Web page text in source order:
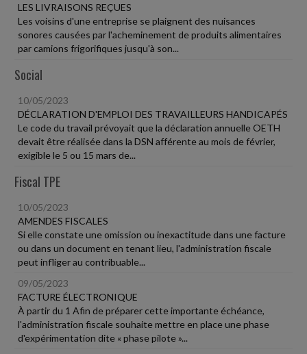
LES LIVRAISONS REÇUES
Les voisins d'une entreprise se plaignent des nuisances
sonores causées par l'acheminement de produits alimentaires
par camions frigorifiques jusqu'à son...
Social
10/05/2023
DÉCLARATION D'EMPLOI DES TRAVAILLEURS HANDICAPÉS
Le code du travail prévoyait que la déclaration annuelle OETH
devait être réalisée dans la DSN afférente au mois de février,
exigible le 5 ou 15 mars de...
Fiscal TPE
10/05/2023
AMENDES FISCALES
Si elle constate une omission ou inexactitude dans une facture
ou dans un document en tenant lieu, l'administration fiscale
peut infliger au contribuable...
09/05/2023
FACTURE ÉLECTRONIQUE
À partir du 1 Afin de préparer cette importante échéance,
l'administration fiscale souhaite mettre en place une phase
d'expérimentation dite « phase pilote »...